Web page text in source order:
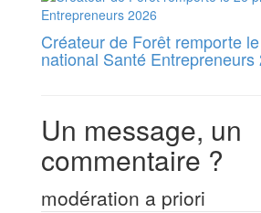
Créateur de Forêt remporte
national Santé Entrepreneurs
Un message, un
commentaire ?
modération a priori